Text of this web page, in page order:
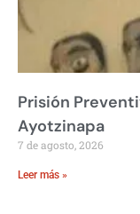
Prisión
Ayotzinapa
7 de agosto, 2026
Leer más »